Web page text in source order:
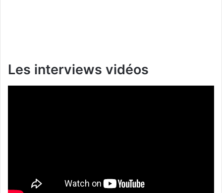
Les interviews vidéos